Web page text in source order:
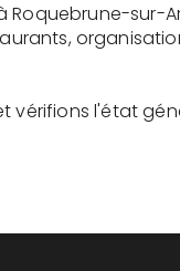
sur-
vérifions l'état